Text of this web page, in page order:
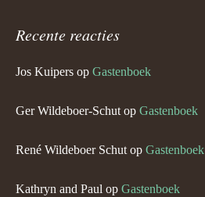
Recente reacties
Jos Kuipers op Gastenboek
Ger Wildeboer-Schut op Gastenboek
René Wildeboer Schut op Gastenboek
Kathryn and Paul op Gastenboek